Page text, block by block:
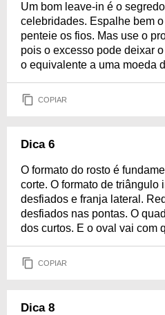
Um bom leave-in é o
celebridades. Espalhe bem
penteie os fios. Mas use o
pois o excesso pode deixar
o equivalente a uma moeda
COPIAR
Dica 6
O formato do rosto é
corte. O formato de triângulo
desfiados e franja lateral.
desfiados nas pontas. O
dos curtos. E o oval vai com
COPIAR
Dica 8